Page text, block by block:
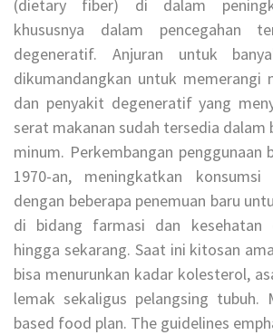
(dietary fiber) di dalam
khususnya dalam pencegahan
degeneratif. Anjuran untuk
dikumandangkan untuk memerangi
dan penyakit degeneratif yang
serat makanan sudah tersedia dalam
minum. Perkembangan penggunaan
1970-an, meningkatkan
dengan beberapa penemuan baru
di bidang farmasi dan kesehatan
hingga sekarang. Saat ini kitosan
bisa menurunkan kadar kolesterol,
lemak sekaligus pelangsing
based food plan. The guidelines